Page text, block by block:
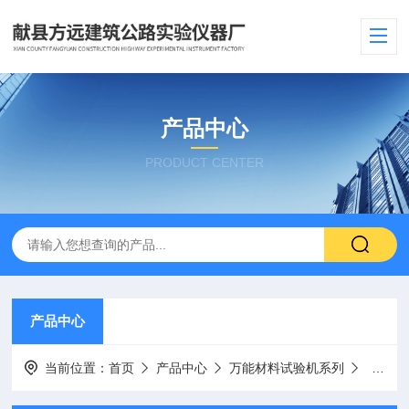
产品中心
PRODUCT CENTER
产品中心
当前位置：首页 产品中心 万能材料试验机系列